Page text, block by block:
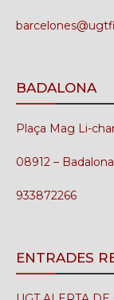
BADALONA
Plaça Mag Li-
08912 –
933872266
ENTRADES